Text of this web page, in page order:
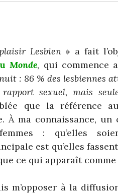
Lesbien» a fait
Monde, qui commence
: 86 % des lesbiennes
sexuel, mais
que la référence
ma connaissance, un
: qu’elles
est qu’elles
ce qui apparaît
m’opposer à la